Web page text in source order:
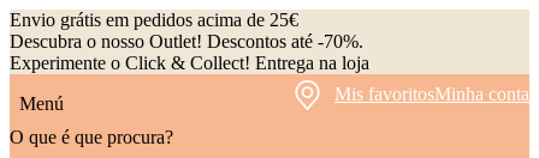
Envio grátis em pedidos acima de 25€
Descubra o nosso Outlet! Descontos até -70%.
Experimente o Click & Collect! Entrega na loja
Menú
Mis favoritosMinha conta
O que é que procura?